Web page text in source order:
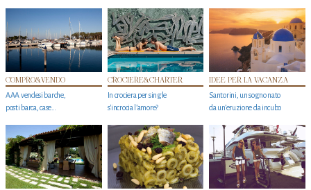
COMPRO&VENDO
AAA vendesi barche,
posti barca, case…
CROCIERE&CHARTER
In crociera per single
s'incrocia l’amore?
IDEE PER LA VACANZA
Santorini, un sogno nato
da un’eruzione da incubo